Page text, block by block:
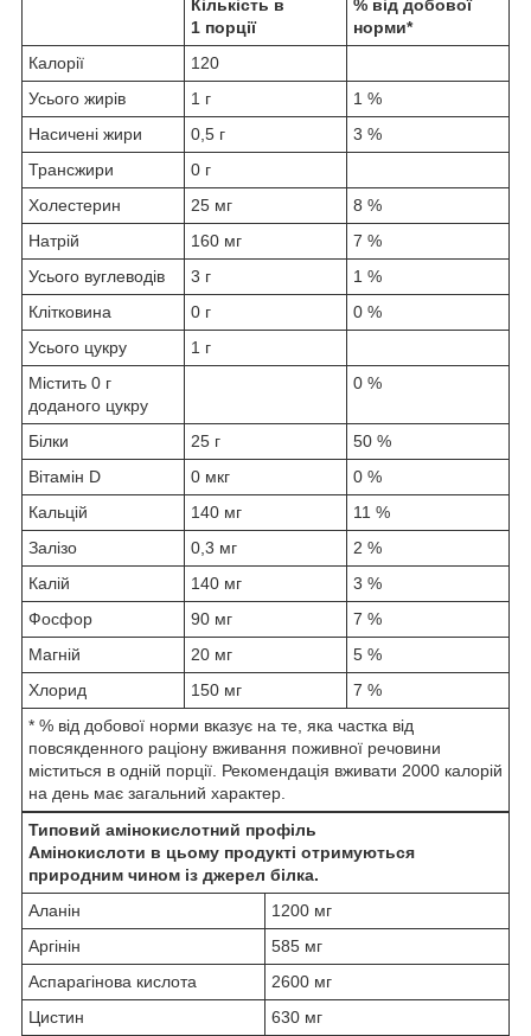
Кількість в
1 порції
% від добової
норми*
Калорії
120
Усього жирів
1 г
1 %
Насичені жири
0,5 г
3 %
Трансжири
0 г
Холестерин
25 мг
8 %
Натрій
160 мг
7 %
Усього вуглеводів
3 г
1 %
Клітковина
0 г
0 %
Усього цукру
1 г
Містить 0 г
доданого цукру
0 %
Білки 25 г
50 %
Вітамін D
0 мкг
0 %
Кальцій
140 мг
11 %
Залізо
0,3 мг
2 %
Калій
140 мг
3 %
Фосфор
90 мг
7 %
Магній
20 мг
5 %
Хлорид
150 мг
7 %
* % від добової норми вказує на те, яка частка від
повсякденного раціону вживання поживної речовини
міститься в одній порції. Рекомендація вживати 2000 калорій
на день має загальний характер.
Типовий амінокислотний профіль
Амінокислоти в цьому продукті отримуються
природним чином із джерел білка.
Аланін
1200 мг
Аргінін
585 мг
Аспарагінова кислота
2600 мг
Цистин
630 мг